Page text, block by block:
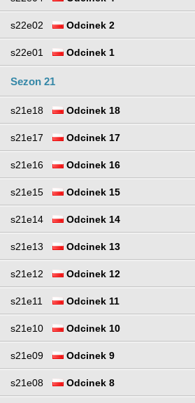
s22e02 Odcinek 2
s22e01 Odcinek 1
Sezon 21
s21e18 Odcinek 18
s21e17 Odcinek 17
s21e16 Odcinek 16
s21e15 Odcinek 15
s21e14 Odcinek 14
s21e13 Odcinek 13
s21e12 Odcinek 12
s21e11 Odcinek 11
s21e10 Odcinek 10
s21e09 Odcinek 9
s21e08 Odcinek 8